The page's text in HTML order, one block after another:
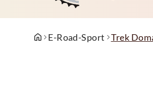
E-Road-Sport Trek